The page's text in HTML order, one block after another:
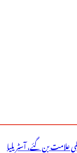
علامت بن گئے، آسٹریلیا